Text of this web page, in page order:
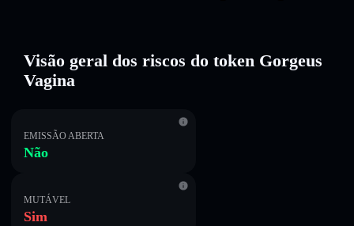
Visão geral dos riscos do token Gorgeus
Vagina
EMISSÃO ABERTA
Não
MUTÁVEL
Sim